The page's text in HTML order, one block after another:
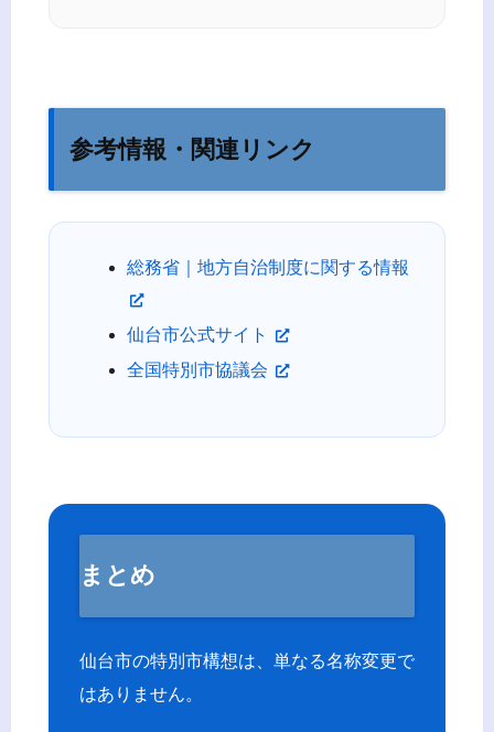
参考情報・関連リンク
総務省｜地方自治制度に関する情報
仙台市公式サイト
全国特別市協議会
まとめ
仙台市の特別市構想は、単なる名称変更で
はありません。